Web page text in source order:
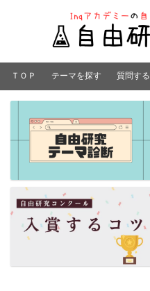
ＴＯＰ テーマを探す 質問する